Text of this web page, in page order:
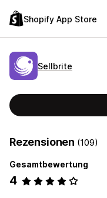
Shopify App Store
Sellbrite
Rezensionen (109)
Gesamtbewertung
4